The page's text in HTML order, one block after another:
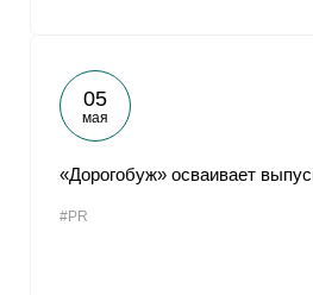
05
мая
«Дорогобуж» осваивает
#PR